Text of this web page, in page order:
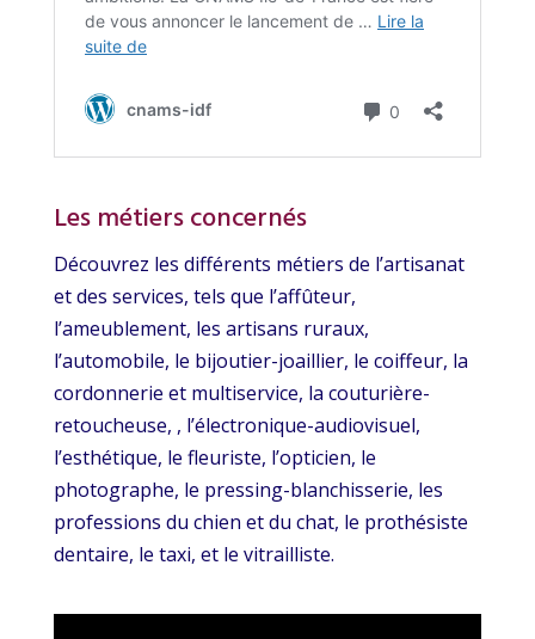
Les métiers concernés
Découvrez les différents métiers de l’artisanat
et des services, tels que l’affûteur,
l’ameublement, les artisans ruraux,
l’automobile, le bijoutier-joaillier, le coiffeur, la
cordonnerie et multiservice, la couturière-
retoucheuse, , l’électronique-audiovisuel,
l’esthétique, le fleuriste, l’opticien, le
photographe, le pressing-blanchisserie, les
professions du chien et du chat, le prothésiste
dentaire, le taxi, et le vitrailliste.